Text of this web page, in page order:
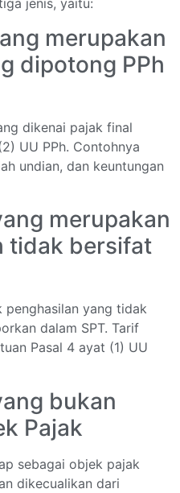
jenis, yaitu:
merupakan
dipotong PPh
dikenai pajak final
UU PPh. Contohnya
undian, dan keuntungan
merupakan
tidak bersifat
penghasilan yang tidak
dalam SPT. Tarif
Pasal 4 ayat (1) UU
bukan
Pajak
sebagai objek pajak
dikecualikan dari